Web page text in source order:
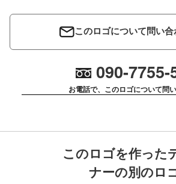
このロゴについて問い合
090-7755-
お電話で、このロゴについて問
このロゴを作った
ナーの別のロ